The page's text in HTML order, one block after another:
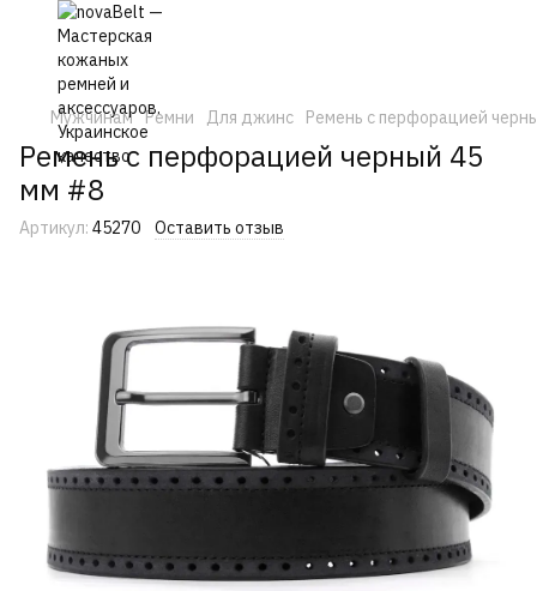
Мужчинам Ремни Для джинс Ремень с перфорацией
Ремень с перфорацией черный 45
мм #8
Артикул: 45270 Оставить отзыв